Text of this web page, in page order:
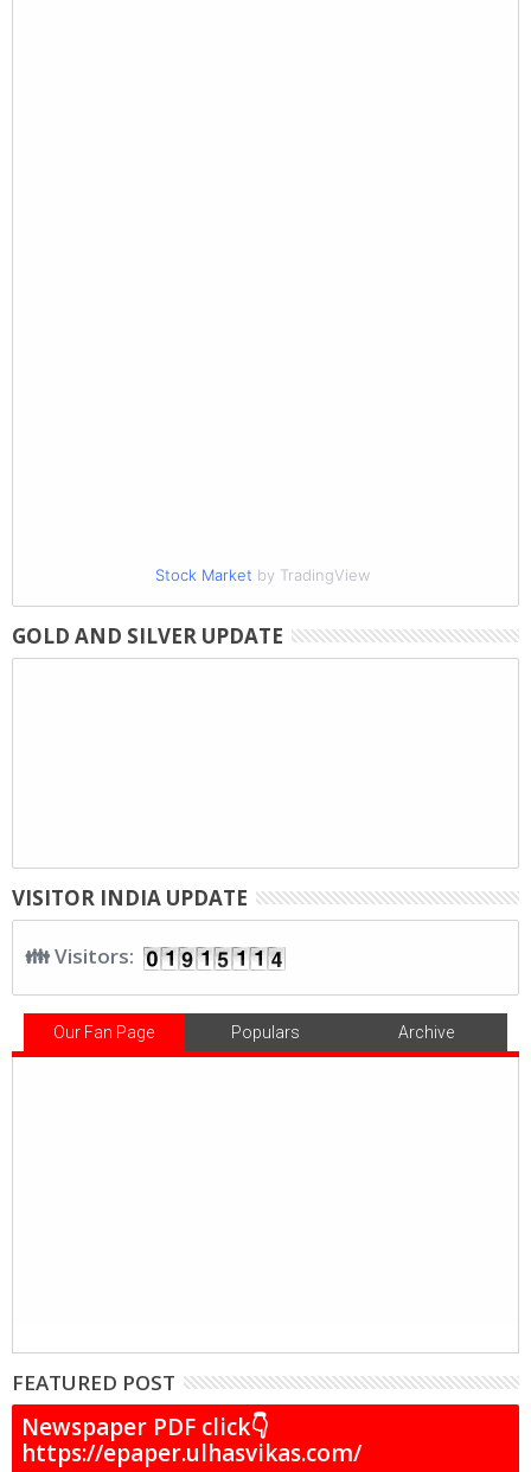
Stock Market by TradingView
GOLD AND SILVER UPDATE
VISITOR INDIA UPDATE
👪 Visitors:
Our Fan Page Populars Archive
FEATURED POST
Newspaper PDF click👇
https://epaper.ulhasvikas.com/